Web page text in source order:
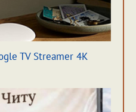
TV Streamer 4K